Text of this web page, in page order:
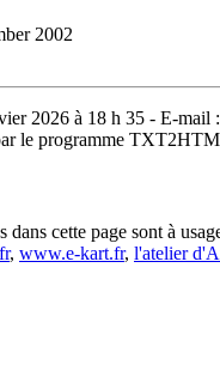
2002
2026 à 18 h 35 - E-mail :
le programme
cette page sont à
, www.e-kart.fr, l'atelier